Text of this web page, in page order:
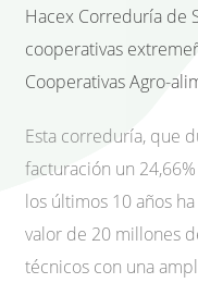
Hacex Correduría de
cooperativas
Cooperativas Agro-
Esta correduría, que
facturación un
los últimos 10 años
valor de 20 millones
técnicos con una